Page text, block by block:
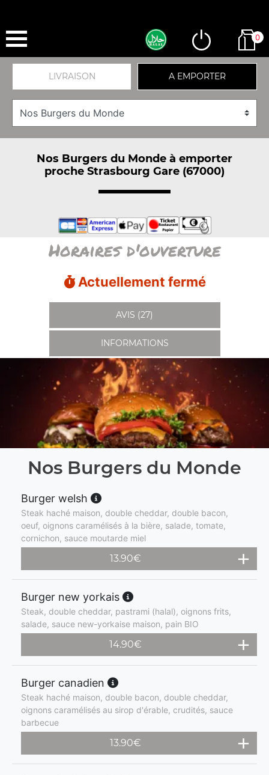
0
LIVRAISON A EMPORTER
Nos Burgers du Monde à emporter
proche Strasbourg Gare (67000)
Horaires d'ouverture
Actuellement fermé
AVIS (27)
INFORMATIONS
Nos Burgers du Monde
Burger welsh
Steak haché maison, double cheddar, double bacon,
oeuf, oignons caramélisés à la bière, salade, tomate,
cornichon, sauce moutarde miel
13.90€
Burger new yorkais
Steak, double cheddar, pastrami (halal), oignons frits,
salade, sauce new-yorkaise maison, pain BIO
14.90€
Burger canadien
Steak haché maison, double bacon, double cheddar,
oignons caramélisés au sirop d'érable, crudités, sauce
barbecue
13.90€